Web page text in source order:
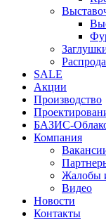
SALE
Акции
Производство
БАЗИС-
Компания
Жалобы
Видео
Новости
Контакты